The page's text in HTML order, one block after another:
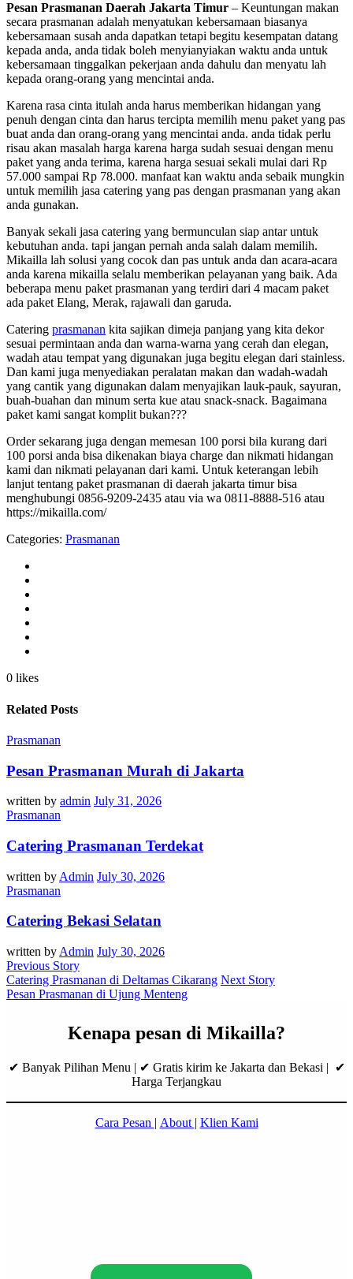
Pesan Prasmanan Daerah Jakarta Timur – Keuntungan makan
secara prasmanan adalah menyatukan kebersamaan biasanya
kebersamaan susah anda dapatkan tetapi begitu kesempatan datang
kepada anda, anda tidak boleh menyianyiakan waktu anda untuk
kebersamaan tinggalkan pekerjaan anda dahulu dan menyatu lah
kepada orang-orang yang mencintai anda.
Karena rasa cinta itulah anda harus memberikan hidangan yang
penuh dengan cinta dan harus tercipta memilih menu paket yang pas
buat anda dan orang-orang yang mencintai anda. anda tidak perlu
risau akan masalah harga karena harga sudah sesuai dengan menu
paket yang anda terima, karena harga sesuai sekali mulai dari Rp
57.000 sampai Rp 78.000. manfaat kan waktu anda sebaik mungkin
untuk memilih jasa catering yang pas dengan prasmanan yang akan
anda gunakan.
Banyak sekali jasa catering yang bermunculan siap antar untuk
kebutuhan anda. tapi jangan pernah anda salah dalam memilih.
Mikailla lah solusi yang cocok dan pas untuk anda dan acara-acara
anda karena mikailla selalu memberikan pelayanan yang baik. Ada
beberapa menu paket prasmanan yang terdiri dari 4 macam paket
ada paket Elang, Merak, rajawali dan garuda.
Catering prasmanan kita sajikan dimeja panjang yang kita dekor
sesuai permintaan anda dan warna-warna yang cerah dan elegan,
wadah atau tempat yang digunakan juga begitu elegan dari stainless.
Dan kami juga menyediakan peralatan makan dan wadah-wadah
yang cantik yang digunakan dalam menyajikan lauk-pauk, sayuran,
buah-buahan dan minum serta kue atau snack-snack. Bagaimana
paket kami sangat komplit bukan???
Order sekarang juga dengan memesan 100 porsi bila kurang dari
100 porsi anda bisa dikenakan biaya charge dan nikmati hidangan
kami dan nikmati pelayanan dari kami. Untuk keterangan lebih
lanjut tentang paket prasmanan di daerah jakarta timur bisa
menghubungi 0856-9209-2435 atau via wa 0811-8888-516 atau
https://mikailla.com/
Categories: Prasmanan
0 likes
Related Posts
Prasmanan
Pesan Prasmanan Murah di Jakarta
written by admin July 31, 2026
Prasmanan
Catering Prasmanan Terdekat
written by Admin July 30, 2026
Prasmanan
Catering Bekasi Selatan
written by Admin July 30, 2026
Previous Story
Catering Prasmanan di Deltamas Cikarang Next Story
Pesan Prasmanan di Ujung Menteng
Kenapa pesan di Mikailla?
✔ Banyak Pilihan Menu | ✔ Gratis kirim ke Jakarta dan Bekasi | ✔
Harga Terjangkau
Cara Pesan | About | Klien Kami